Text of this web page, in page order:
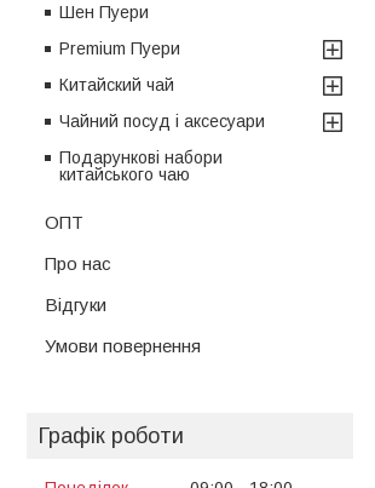
Шен Пуери
Premium Пуери
Китайский чай
Чайний посуд і аксесуари
Подарункові набори
китайського чаю
ОПТ
Про нас
Відгуки
Умови повернення
Графік роботи